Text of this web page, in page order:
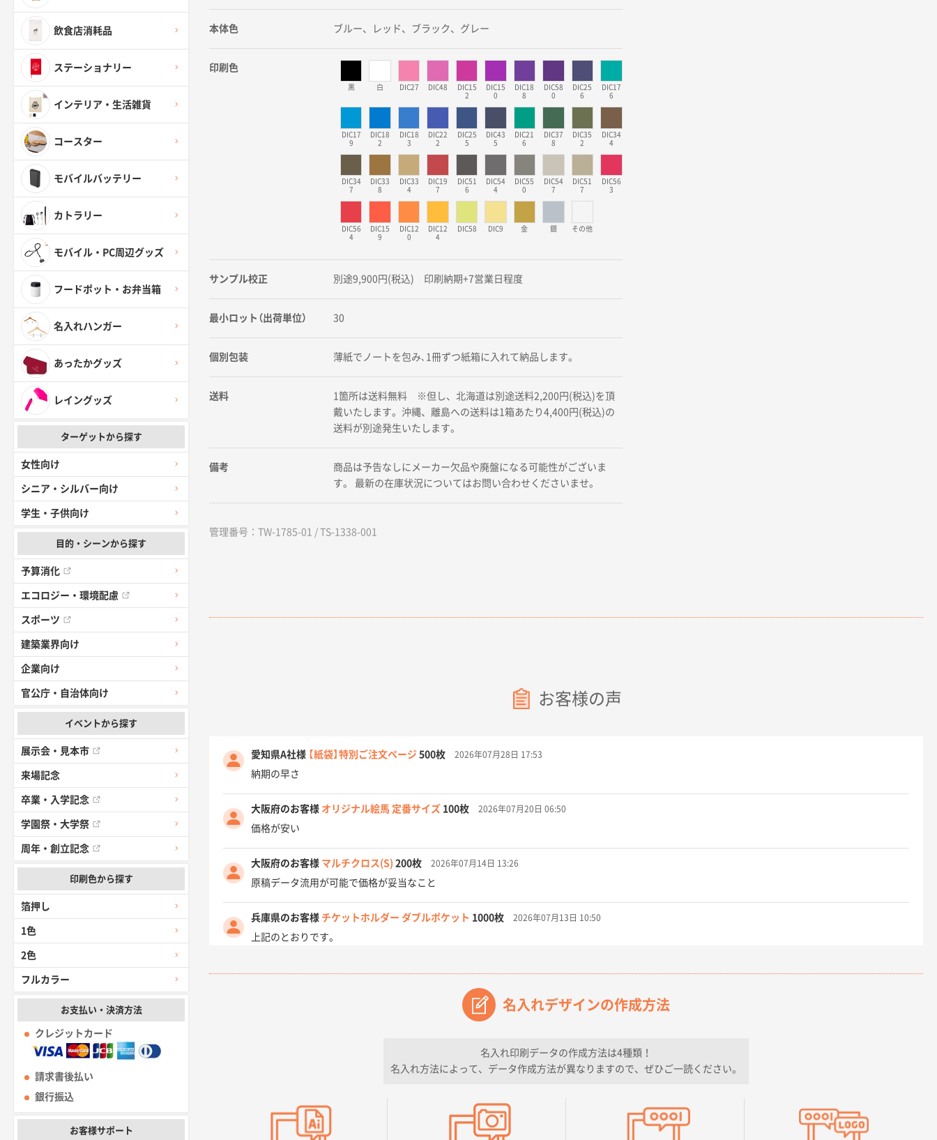
飲食店消耗品
ステーショナリー
インテリア・生活雑貨
コースター
モバイルバッテリー
カトラリー
モバイル・PC周辺グッズ
フードポット・お弁当箱
名入れハンガー
あったかグッズ
レイングッズ
ターゲットから探す
女性向け
シニア・シルバー向け
学生・子供向け
目的・シーンから探す
予算消化
エコロジー・環境配慮
スポーツ
建築業界向け
企業向け
官公庁・自治体向け
イベントから探す
展示会・見本市
来場記念
卒業・入学記念
学園祭・大学祭
周年・創立記念
印刷色から探す
箔押し
1色
2色
フルカラー
お支払い・決済方法
クレジットカード
請求書後払い
銀行振込
お客様サポート
本体色 ブルー、レッド、ブラック、グレー
印刷色
黒 白 DIC27 DIC48
DIC15
2
DIC15
0
DIC18
8
DIC58
0
DIC25
6
DIC17
6
DIC17
9
DIC18
2
DIC18
3
DIC22
2
DIC25
5
DIC43
5
DIC21
6
DIC37
8
DIC35
2
DIC34
4
DIC34
7
DIC33
8
DIC33
4
DIC19
7
DIC51
6
DIC54
4
DIC55
0
DIC54
7
DIC51
7
DIC56
3
DIC56
4
DIC15
9
DIC12
0
DIC12
4
DIC58 DIC9 金 銀 その他
サンプル校正 別途9,900円(税込) 印刷納期+7営業日程度
最小ロット（出荷単位） 30
個別包装 薄紙でノートを包み､1冊ずつ紙箱に入れて納品します。
送料
1箇所は送料無料 ※但し、北海道は別途送料2,200円(税込)を頂
戴いたします。沖縄、離島への送料は1箱あたり4,400円(税込)の
送料が別途発生いたします。
備考
商品は予告なしにメーカー欠品や廃盤になる可能性がございま
す。 最新の在庫状況についてはお問い合わせくださいませ。
管理番号：TW-1785-01 / TS-1338-001
お客様の声
愛知県A社様 【紙袋】特別ご注文ページ 500枚 2026年07月28日 17:53
納期の早さ
大阪府のお客様 オリジナル絵馬 定番サイズ 100枚 2026年07月20日 06:50
価格が安い
大阪府のお客様 マルチクロス(S) 200枚 2026年07月14日 13:26
原稿データ流用が可能で価格が妥当なこと
兵庫県のお客様 チケットホルダー ダブルポケット 1000枚 2026年07月13日 10:50
上記のとおりです。
愛知県I社様 【オーダー商品】特別ご注文ページ043000枚 2026年07月03日 09:23
価格 大丈夫そうな会社に見えた
大阪府のお客様 A4フルカラークリアファイル 1000枚 2026年06月11日 14:46
名入れデザインの作成方法
名入れ印刷データの作成方法は4種類！
名入れ方法によって、データ作成方法が異なりますので、ぜひご一読ください。